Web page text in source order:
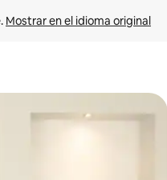
Mostrar en el idioma original